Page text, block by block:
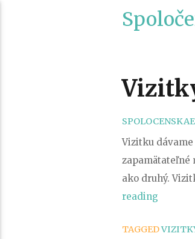
Vizitku
zapamätateľné
ako druhý.
reading„Vizitky
vždy
TAGGED